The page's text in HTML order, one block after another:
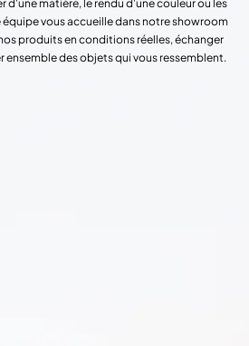
d'une matière, le rendu d'une couleur ou les
vous accueille dans notre showroom
produits en conditions réelles, échanger
ensemble des objets qui vous ressemblent.